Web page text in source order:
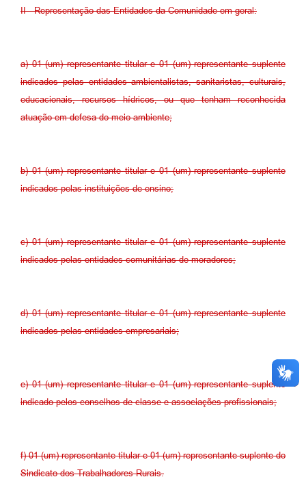
II - Representação das Entidades da Comunidade em geral:
a) 01 (um) representante titular e 01 (um) representante suplente
indicados pelas entidades ambientalistas, sanitaristas, culturais,
educacionais, recursos hídricos, ou que tenham reconhecida
atuação em defesa do meio ambiente;
b) 01 (um) representante titular e 01 (um) representante suplente
indicados pelas instituições de ensino;
c) 01 (um) representante titular e 01 (um) representante suplente
indicados pelas entidades comunitárias de moradores;
d) 01 (um) representante titular e 01 (um) representante suplente
indicados pelas entidades empresariais;
e) 01 (um) representante titular e 01 (um) representante suplente
indicado pelos conselhos de classe e associações profissionais;
f) 01 (um) representante titular e 01 (um) representante suplente do
Sindicato dos Trabalhadores Rurais.